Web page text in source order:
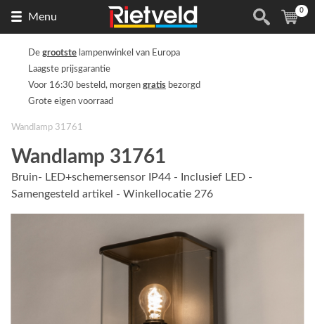
Menu
de
(
0
De grootste lampenwinkel van Europa
Laagste prijsgarantie
Voor 16:30 besteld, morgen gratis bezorgd
Grote eigen voorraad
Wandlamp 31761
Wandlamp 31761
Bruin- LED+schemersensor IP44 - Inclusief LED -
Samengesteld artikel - Winkellocatie 276